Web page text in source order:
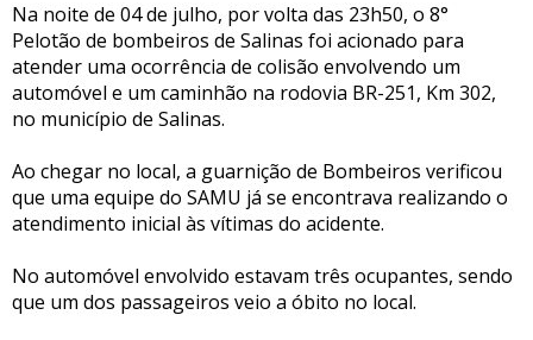
Na noite de 04 de julho, por volta das 23h50, o 8°
Pelotão de bombeiros de Salinas foi acionado para
atender uma ocorrência de colisão envolvendo um
automóvel e um caminhão na rodovia BR-251, Km 302,
no município de Salinas.
Ao chegar no local, a guarnição de Bombeiros verificou
que uma equipe do SAMU já se encontrava realizando o
atendimento inicial às vítimas do acidente.
No automóvel envolvido estavam três ocupantes, sendo
que um dos passageiros veio a óbito no local.